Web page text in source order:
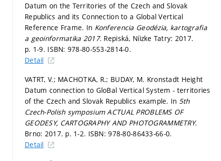
Datum on the Territories of the Czech and Slovak
Republics and its Connection to a Global Vertical
Reference Frame. In Konferencia Geodézia, kartografia
a geoinformatika 2017. Repiská, Níizke Tatry: 2017.
p. 1-9. ISBN: 978-80-553-2814-0.
Detail
VATRT, V.; MACHOTKA, R.; BUDAY, M. Kronstadt Height
Datum connection to GloBal Vertical System - territories
of the Czech and Slovak Republics example. In 5th
Czech-Polish symposium ACTUAL PROBLEMS OF
GEODESY, CARTOGRAPHY AND PHOTOGRAMMETRY.
Brno: 2017. p. 1-2. ISBN: 978-80-86433-66-0.
Detail